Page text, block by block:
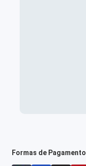
Formas de Pagamento